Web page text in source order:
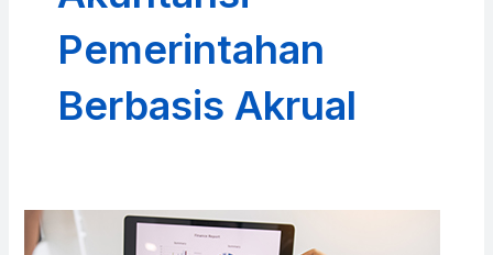
Pemerintahan
Berbasis Akrual